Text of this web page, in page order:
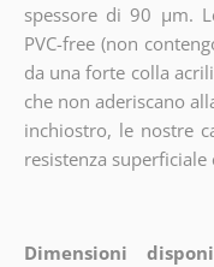
spessore di 90 µm.
PVC-free (non
da una forte colla
che non aderiscano
inchiostro, le nostre
resistenza
Dimensioni